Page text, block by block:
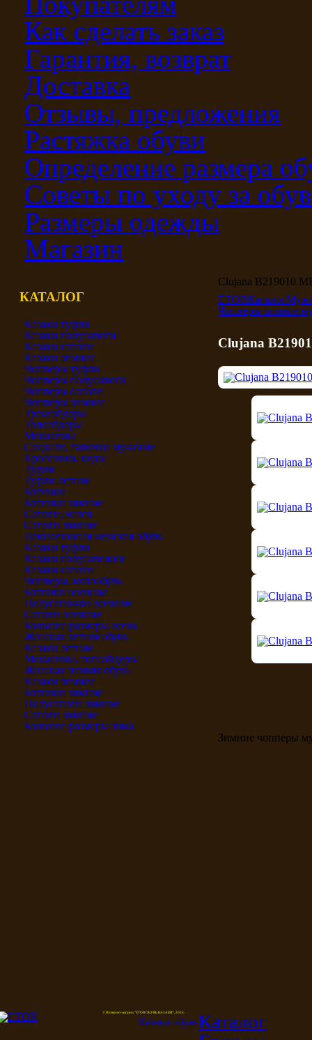
Как сделать заказ
Гарантия, возврат
Доставка
Отзывы, предложения
Растяжка обуви
Определение размера
Советы по уходу за
Размеры одежды
Магазин
КАТАЛОГ
Казаки туфли
Казаки полусапоги
Казаки сапоги
Казаки зимние
Чопперы туфли
Чопперы полусапоги
Чопперы сапоги
Чопперы зимние
Трексайдеры
Топсайдеры
Мокасины
Сандали, тапочки мужские
Кроссовки, кеды
Туфли
Туфли летние
Ботинки
Ботинки зимние
Сапоги, челси
Сапоги зимние
Демисезонная женская обувь
Казаки туфли
Казаки полусапожки
Казаки сапоги
Чопперы, мотообувь
Ботинки осенние
Полусапожки осенние
Сапоги осенние
Большие размеры осень
Женская летняя обувь
Казаки летние
Мокасины, топсайдеры
Женская зимняя обувь
Казаки зимние
Ботинки зимние
Полусапоги зимние
Сапоги зимние
Большие размеры зима
Clujana B219010
ETORКаталог
Чопперы зимние
Clujana
Зимние чопперы
© Интернет-магазин "ETOR ОБУВЬ КАЗАКИ", 2026.
Казаки обувьКаталог